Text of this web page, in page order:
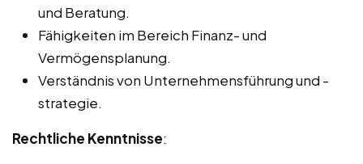
und Beratung.
Fähigkeiten im Bereich Finanz- und
Vermögensplanung.
Verständnis von Unternehmensführung und -
strategie.
Rechtliche Kenntnisse: